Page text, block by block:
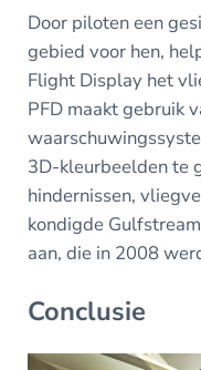
Door piloten een
gebied voor hen,
Flight Display het
PFD maakt gebruik
3D-kleurbeelden te
hindernissen,
kondigde
aan, die in 2008
Conclusie